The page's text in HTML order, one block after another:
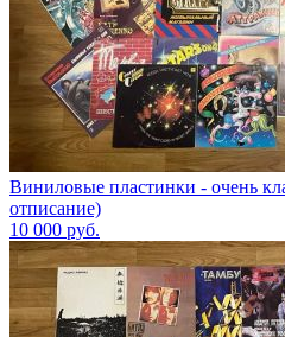
Виниловые пластинки - очень
отписание)
10 000 руб.